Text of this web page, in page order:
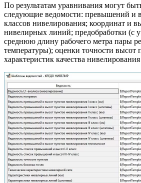
По результатам уравнивания могут
следующие ведомости: превышений и
классов нивелирования; координат и
нивелирных линий; предобработки (с
среднюю длину рабочего метра пары
температуры); оценки точности высот
характеристик качества